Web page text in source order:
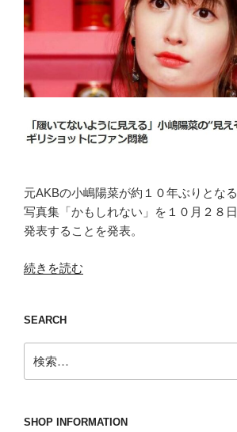
元AKBの小嶋陽菜が約１０年ぶりとなる
写真集「かもしれない」を１０月２８日
発表することを発表。
“ま
履
い
て
な
か
続きを読む
SEARCH
索:
SHOP INFORMATION